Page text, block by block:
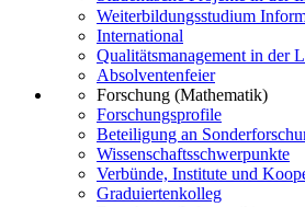
Weiterbildungsstudium
International
Qualitätsmanagement in der
Absolventenfeier
Forschung (Mathematik)
Forschungsprofile
Beteiligung an
Wissenschaftsschwerpunkte
Verbünde, Institute und
Graduiertenkolleg